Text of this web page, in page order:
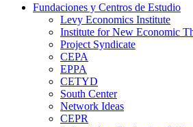
Fundaciones y Centros de Estudio
Levy Economics Institute
Institute for New Economic
Project Syndicate
CEPA
EPPA
CETYD
South Center
Network Ideas
CEPR